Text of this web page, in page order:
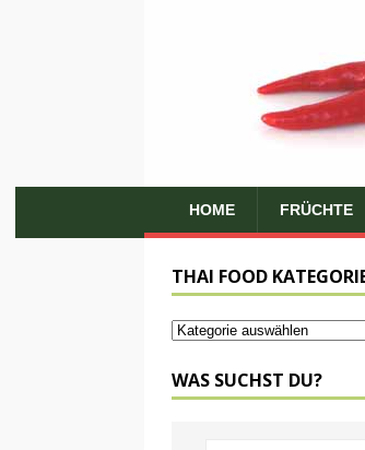
HOME FRÜCHTE
THAI FOOD
WAS SUCHST DU?